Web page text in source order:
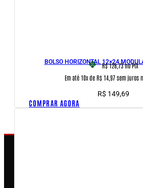
BOLSO HORIZONTAL 12×24
R$ 128,73no PIX
Em até 10x de R$ 14,97 sem juros
R$ 149,69
COMPRAR AGORA